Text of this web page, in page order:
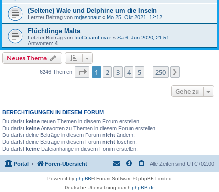
(Seltene) Wale und Delphine um die Inseln
Letzter Beitrag von mrjasonaut « Mo 25. Okt 2021, 12:12
Flüchtlinge Malta
Letzter Beitrag von IceCreamLover « Sa 6. Jun 2020, 21:51
Antworten: 4
Neues Thema
6246 Themen Seite 1von 250
1 2 3 4 5 250
Gehe zu
BERECHTIGUNGEN IN DIESEM FORUM
Du darfst keine neuen Themen in diesem Forum erstellen.
Du darfst keineAntworten zu Themen in diesem Forum erstellen.
Du darfst deine Beiträge in diesem Forum nicht ändern.
Du darfst deine Beiträge in diesem Forum nicht löschen.
Du darfst keine Dateianhänge in diesem Forum erstellen.
Portal Foren-Übersicht Alle Zeiten sind UTC+02:00
Powered by phpBB® Forum Software © phpBB Limited
Deutsche Übersetzung durch phpBB.de